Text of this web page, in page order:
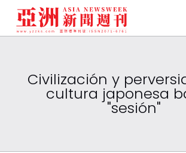
Civilización y
cultura japonesa
"sesión"